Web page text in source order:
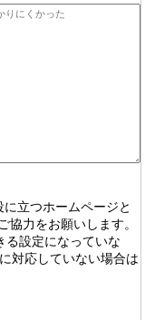
立つホームページと
協力をお願いします。
設定になっていな
対応していない場合は